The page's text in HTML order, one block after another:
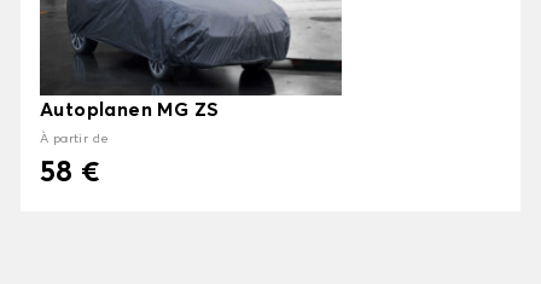
Autoplanen MG ZS
À partir de
58 €